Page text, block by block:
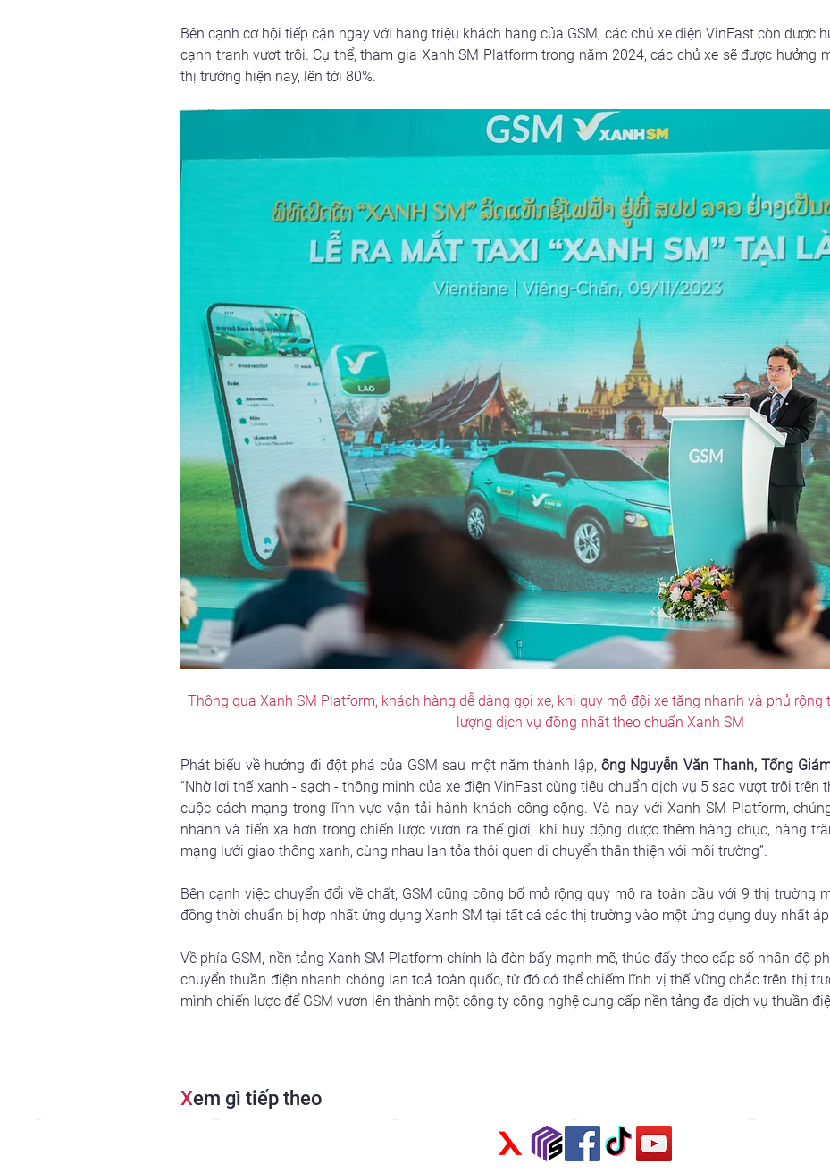
Bên cạnh cơ hội tiếp cận ngay với hàng triệu khách hàng của GSM, các chủ xe điện VinFast còn được
cạnh tranh vượt trội. Cụ thể, tham gia Xanh SM Platform trong năm 2024, các chủ xe sẽ được hưởng
thị trường hiện nay, lên tới 80%.
Thông qua Xanh SM Platform, khách hàng dễ dàng gọi xe, khi quy mô đội xe tăng nhanh và phủ
lượng dịch vụ đồng nhất theo chuẩn Xanh SM
Phát biểu về hướng đi đột phá của GSM sau một năm thành lập, ông Nguyễn Văn Thanh, Tổng
“Nhờ lợi thế xanh - sạch - thông minh của xe điện VinFast cùng tiêu chuẩn dịch vụ 5 sao vượt trội trên
cuộc cách mạng trong lĩnh vực vận tải hành khách công cộng. Và nay với Xanh SM Platform,
nhanh và tiến xa hơn trong chiến lược vươn ra thế giới, khi huy động được thêm hàng chục, hàng
mạng lưới giao thông xanh, cùng nhau lan tỏa thói quen di chuyển thân thiện với môi trường”.
Bên cạnh việc chuyển đổi về chất, GSM cũng công bố mở rộng quy mô ra toàn cầu với 9 thị trường
đồng thời chuẩn bị hợp nhất ứng dụng Xanh SM tại tất cả các thị trường vào một ứng dụng duy nhất
Về phía GSM, nền tảng Xanh SM Platform chính là đòn bẩy mạnh mẽ, thúc đẩy theo cấp số nhân độ
chuyển thuần điện nhanh chóng lan toả toàn quốc, từ đó có thể chiếm lĩnh vị thế vững chắc trên thị
mình chiến lược để GSM vươn lên thành một công ty công nghệ cung cấp nền tảng đa dịch vụ thuần
Xem gì tiếp theo